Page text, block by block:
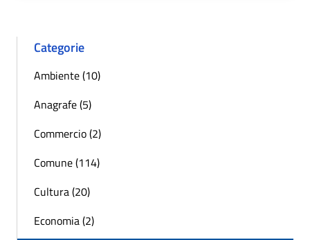
Categorie
Ambiente (10)
Anagrafe (5)
Commercio (2)
Comune (114)
Cultura (20)
Economia (2)